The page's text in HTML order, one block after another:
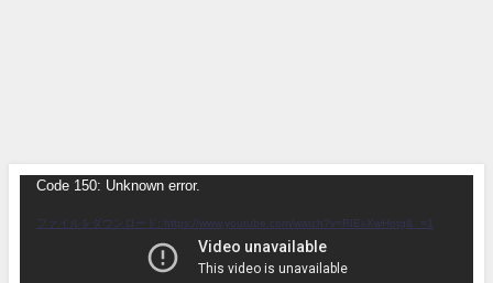
Code 150: Unknown error.
ファイルをダウンロード: https://www.youtube.com/watch?v=RIEi-XwHotg&_=1